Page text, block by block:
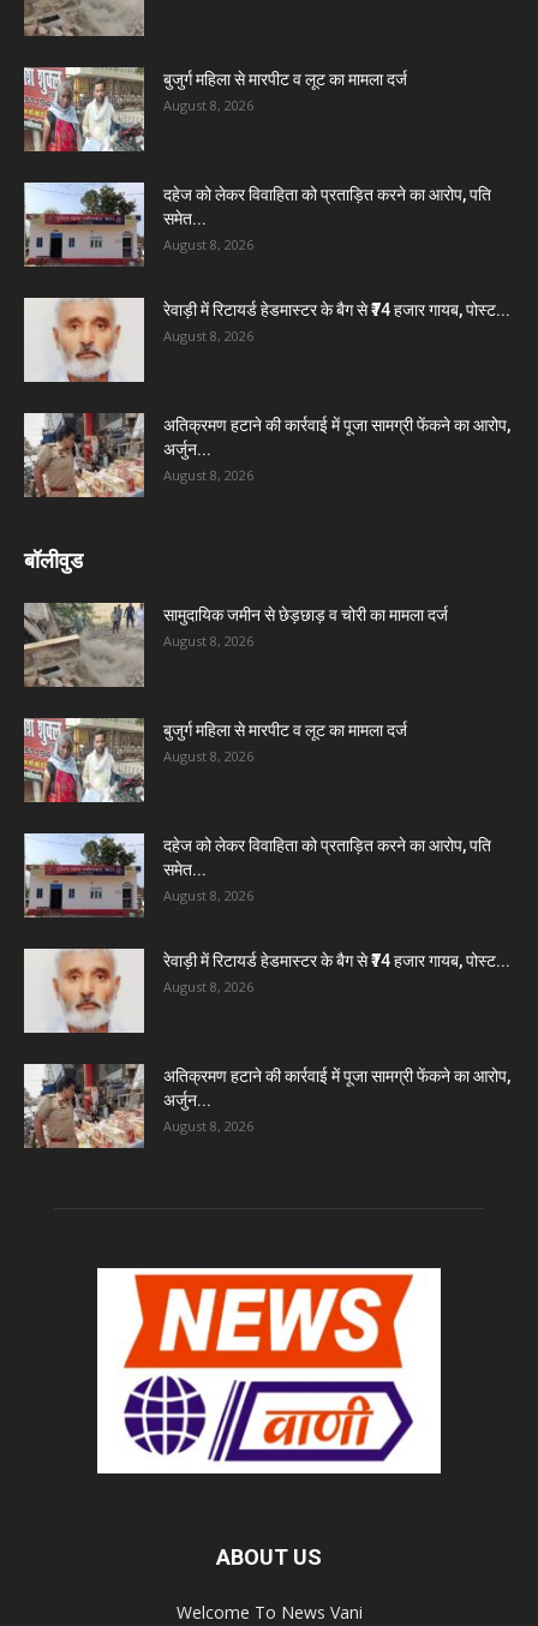
बुजुर्ग महिला से मारपीट व लूट का मामला दर्ज
August 8, 2026
दहेज को लेकर विवाहिता को प्रताड़ित करने का आरोप, पति
समेत...
August 8, 2026
रेवाड़ी में रिटायर्ड हेडमास्टर के बैग से ₹74 हजार गायब, पोस्ट...
August 8, 2026
अतिक्रमण हटाने की कार्रवाई में पूजा सामग्री फेंकने का आरोप,
अर्जुन...
August 8, 2026
बॉलीवुड
सामुदायिक जमीन से छेड़छाड़ व चोरी का मामला दर्ज
August 8, 2026
बुजुर्ग महिला से मारपीट व लूट का मामला दर्ज
August 8, 2026
दहेज को लेकर विवाहिता को प्रताड़ित करने का आरोप, पति
समेत...
August 8, 2026
रेवाड़ी में रिटायर्ड हेडमास्टर के बैग से ₹74 हजार गायब, पोस्ट...
August 8, 2026
अतिक्रमण हटाने की कार्रवाई में पूजा सामग्री फेंकने का आरोप,
अर्जुन...
August 8, 2026
ABOUT US
Welcome To News Vani